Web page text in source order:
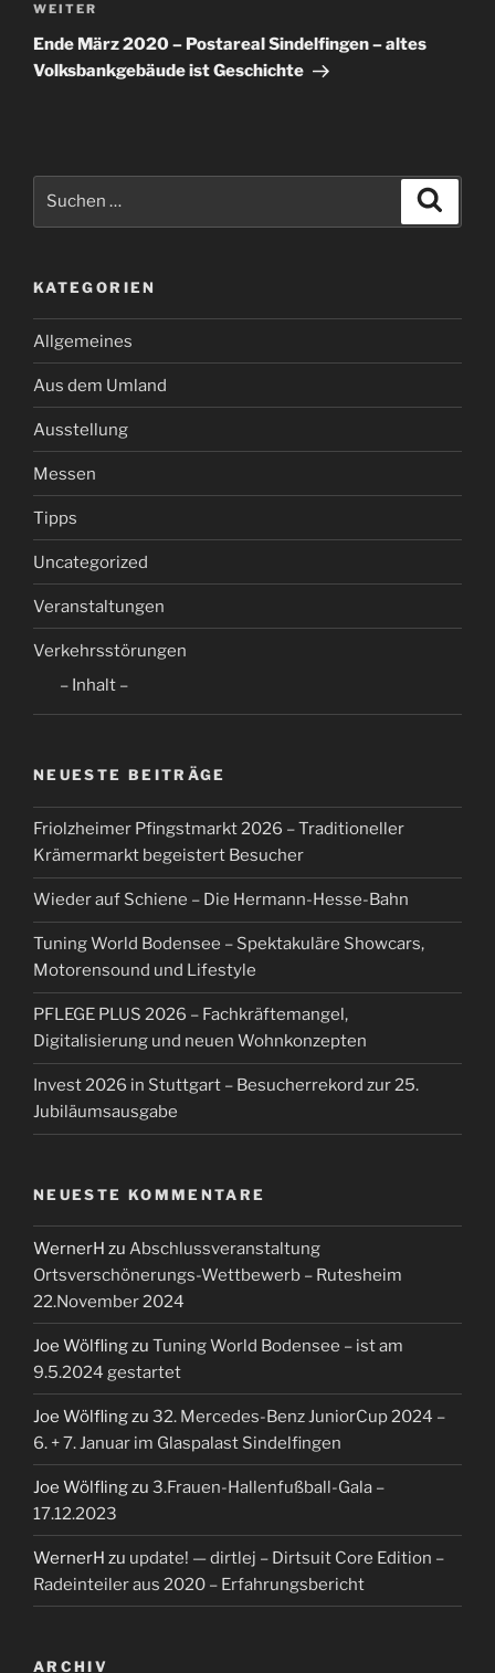
Nächster
Beitrag
WEITER
Ende März 2020 – Postareal Sindelfingen – altes
Volksbankgebäude ist Geschichte
KATEGORIEN
Allgemeines
Aus dem Umland
Ausstellung
Messen
Tipps
Uncategorized
Veranstaltungen
Verkehrsstörungen
– Inhalt –
NEUESTE BEITRÄGE
Friolzheimer Pfingstmarkt 2026 – Traditioneller
Krämermarkt begeistert Besucher
Wieder auf Schiene – Die Hermann-Hesse-Bahn
Tuning World Bodensee – Spektakuläre Showcars,
Motorensound und Lifestyle
PFLEGE PLUS 2026 – Fachkräftemangel,
Digitalisierung und neuen Wohnkonzepten
Invest 2026 in Stuttgart – Besucherrekord zur 25.
Jubiläumsausgabe
NEUESTE KOMMENTARE
WernerH zu Abschlussveranstaltung
Ortsverschönerungs-Wettbewerb – Rutesheim
22.November 2024
Joe Wölflingzu Tuning World Bodensee – ist am
9.5.2024 gestartet
Joe Wölflingzu 32. Mercedes-Benz JuniorCup 2024 –
6. + 7. Januar im Glaspalast Sindelfingen
Joe Wölflingzu 3.Frauen-Hallenfußball-Gala –
17.12.2023
WernerH zu update! — dirtlej – Dirtsuit Core Edition –
Radeinteiler aus 2020 – Erfahrungsbericht
ARCHIV